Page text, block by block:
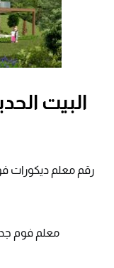
البيت
معلم فوم